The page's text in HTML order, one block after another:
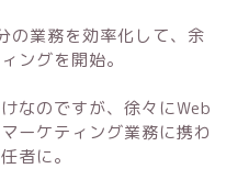
の業務を効率化して、余
ングを開始。
なのですが、徐々にWeb
ーケティング業務に携わ
者に。